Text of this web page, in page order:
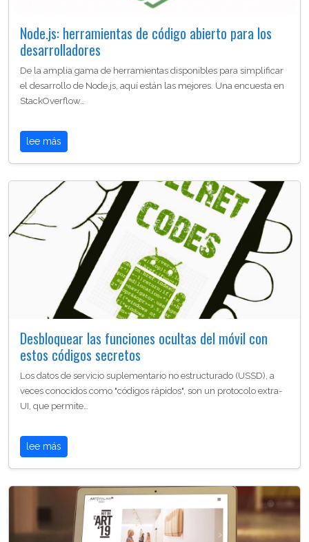
Node.js: herramientas de código abierto para los
desarrolladores
De la amplia gama de herramientas disponibles para simplificar
el desarrollo de Node.js, aquí están las mejores. Una encuesta en
StackOverflow…
lee más
Desbloquear las funciones ocultas del móvil con
estos códigos secretos
Los datos de servicio suplementario no estructurado (USSD), a
veces conocidos como "códigos rápidos", son un protocolo extra-
UI, que permite…
lee más